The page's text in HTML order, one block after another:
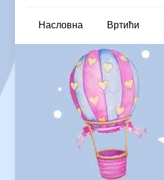
Насловна Вртићи